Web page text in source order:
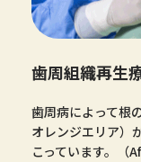
⻭周組織再⽣
歯周病によって根
オレンジエリア）
こっています。（